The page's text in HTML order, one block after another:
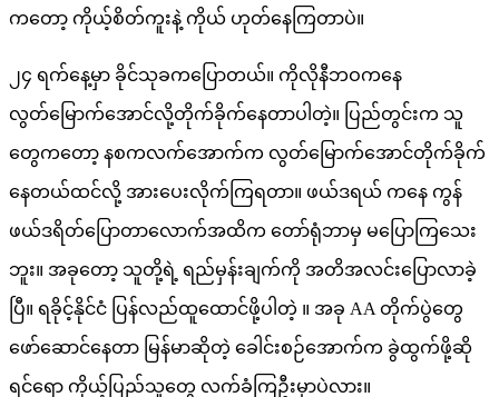
ကတော့ ကိုယ့်စိတ်ကူးနဲ့ ကိုယ် ဟုတ်နေကြတာပဲ။
၂၄ ရက်နေ့မှာ ခိုင်သုခကပြောတယ်။ ကိုလိုနီဘဝကနေ
လွတ်မြောက်အောင်လို့တိုက်ခိုက်နေတာပါတဲ့။ ပြည်တွင်းက သူ
တွေကတော့ နစကလက်အောက်က လွတ်မြောက်အောင်တိုက်ခိုက်
နေတယ်ထင်လို့ အားပေးလိုက်ကြရတာ။ ဖယ်ဒရယ် ကနေ ကွန်
ဖယ်ဒရိတ်ပြောတာလောက်အထိက တော်ရုံဘာမှ မပြောကြသေး
ဘူး။ အခုတော့ သူတို့ရဲ့ ရည်မှန်းချက်ကို အတိအလင်းပြောလာခဲ့
ပြီ။ ရခိုင့်နိုင်ငံ ပြန်လည်ထူထောင်ဖို့ပါတဲ့ ။ အခု AA တိုက်ပွဲတွေ
ဖော်ဆောင်နေတာ မြန်မာဆိုတဲ့ ခေါင်းစဉ်အောက်က ခွဲထွက်ဖို့ဆို
ရင်ရော ကိုယ့်ပြည်သူတွေ လက်ခံကြဦးမှာပဲလား။